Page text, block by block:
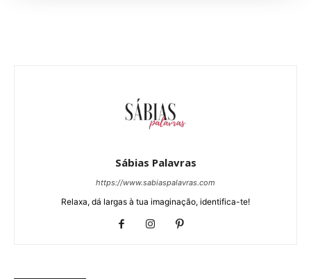
Sábias Palavras
https://www.sabiaspalavras.com
Relaxa, dá largas à tua imaginação, identifica-te!